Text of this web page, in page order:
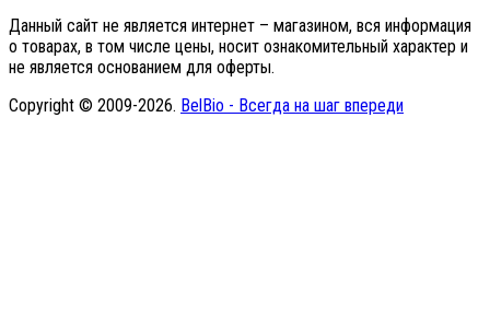
Данный сайт не является интернет – магазином, вся информация
о товарах, в том числе цены, носит ознакомительный характер и
не является основанием для оферты.
Copyright © 2009-2026. BelBio - Всегда на шаг впереди